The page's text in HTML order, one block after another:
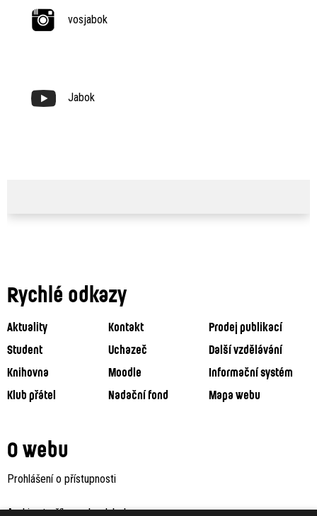
vosjabok
Jabok
Rychlé odkazy
Aktuality Kontakt
Prodej publikací
Student
Uchazeč
Další vzdělávání
Knihovna
Moodle
Informační systém
Klub přátel
Nadační fond Mapa webu
O webu
Prohlášení o přístupnosti
Archiv staršího webu Jaboku